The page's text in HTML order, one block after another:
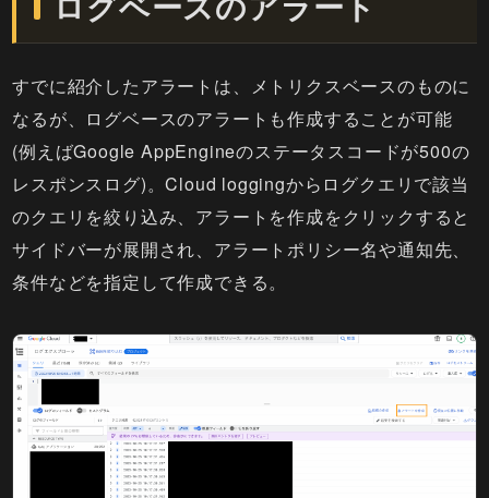
すでに紹介したアラートは、メトリクスベースのものに
なるが、ログベースのアラートも作成することが可能
(例えばGoogle AppEngineのステータスコードが500の
レスポンスログ)。Cloud loggingからログクエリで該当
のクエリを絞り込み、アラートを作成をクリックすると
サイドバーが展開され、アラートポリシー名や通知先、
条件などを指定して作成できる。